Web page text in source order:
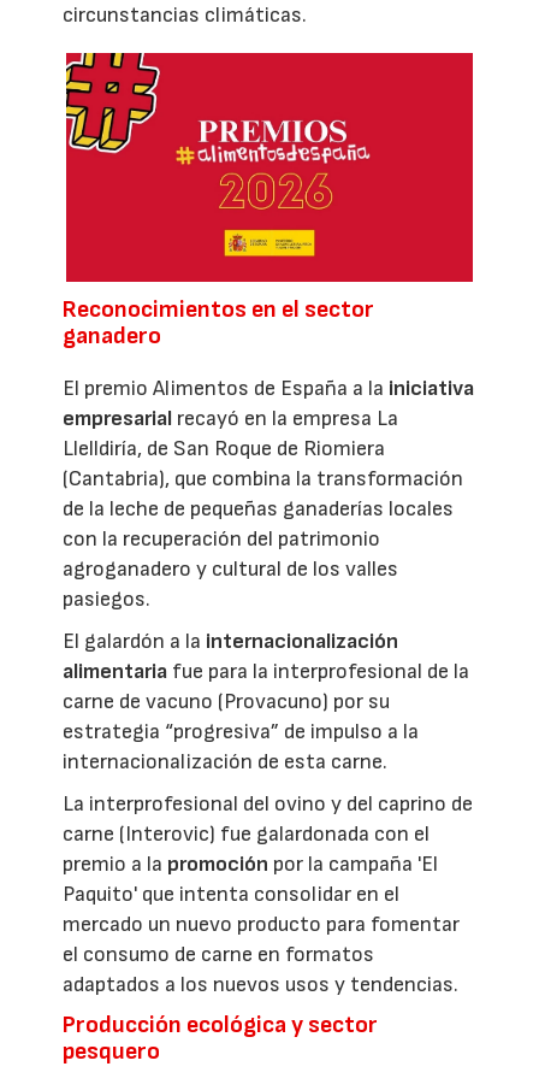
circunstancias climáticas.
Reconocimientos en el sector
ganadero
El premio Alimentos de España a la iniciativa
empresarial recayó en la empresa La
Llelldiría, de San Roque de Riomiera
(Cantabria), que combina la transformación
de la leche de pequeñas ganaderías locales
con la recuperación del patrimonio
agroganadero y cultural de los valles
pasiegos.
El galardón a la internacionalización
alimentaria fue para la interprofesional de la
carne de vacuno (Provacuno) por su
estrategia “progresiva” de impulso a la
internacionalización de esta carne.
La interprofesional del ovino y del caprino de
carne (Interovic) fue galardonada con el
premio a la promoción por la campaña 'El
Paquito' que intenta consolidar en el
mercado un nuevo producto para fomentar
el consumo de carne en formatos
adaptados a los nuevos usos y tendencias.
Producción ecológica y sector
pesquero